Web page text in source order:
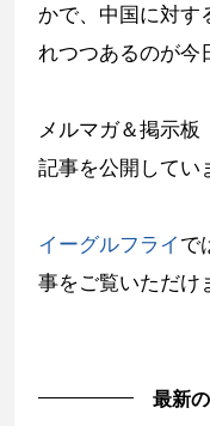
かで、中国に対す
れつつあるのが今
メルマガ＆掲示板
記事を公開してい
イーグルフライ で
事をご覧いただけ
最新